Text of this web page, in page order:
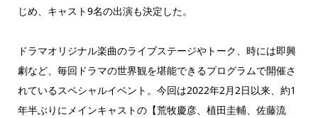
じめ、キャスト9名の出演も決定した。
ドラマオリジナル楽曲のライブステージやトーク、時には即興
劇など、毎回ドラマの世界観を堪能できるプログラムで開催さ
れているスペシャルイベント。今回は2022年2月2日以来、約1
年半ぶりにメインキャストの【荒牧慶彦、植田圭輔、佐藤流